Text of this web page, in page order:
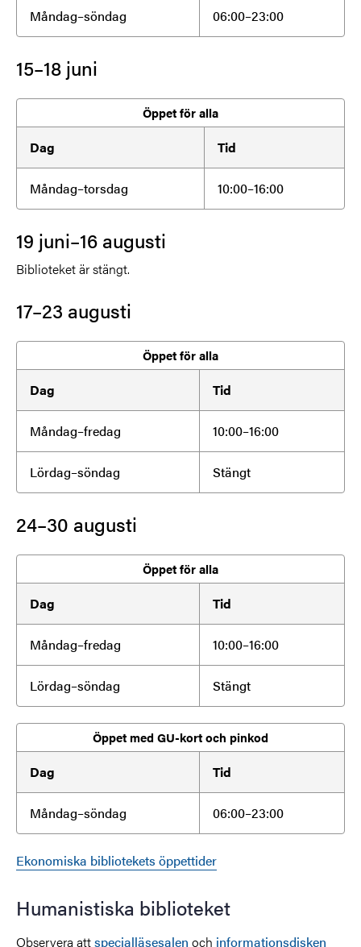
Måndag–söndag 06:00–23:00
15–18 juni
Öppet för alla
Dag Tid
Måndag–torsdag 10:00–16:00
19 juni–16 augusti
Biblioteket är stängt.
17–23 augusti
Öppet för alla
Dag Tid
Måndag–fredag 10:00–16:00
Lördag–söndag Stängt
24–30 augusti
Öppet för alla
Dag Tid
Måndag–fredag 10:00–16:00
Lördag–söndag Stängt
Öppet med GU-kort och pinkod
Dag Tid
Måndag–söndag 06:00–23:00
Ekonomiska bibliotekets öppettider
Humanistiska biblioteket
Observera attspecialläsesalen och informationsdisken